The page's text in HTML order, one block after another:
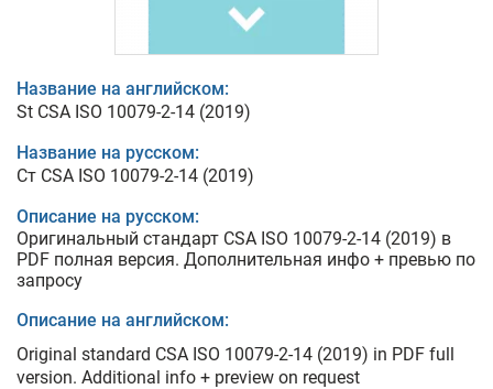
Название на английском:
St CSA ISO 10079-2-14 (2019)
Название на русском:
Ст CSA ISO 10079-2-14 (2019)
Описание на русском:
Оригинальный стандарт CSA ISO 10079-2-14 (2019) в
PDF полная версия. Дополнительная инфо + превью по
запросу
Описание на английском:
Original standard CSA ISO 10079-2-14 (2019) in PDF full
version. Additional info + preview on request